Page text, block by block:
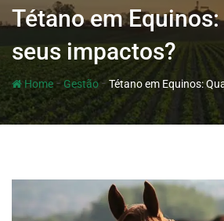
Tétano em
seus impactos?
Home-Gestão-Tétano em Equinos: